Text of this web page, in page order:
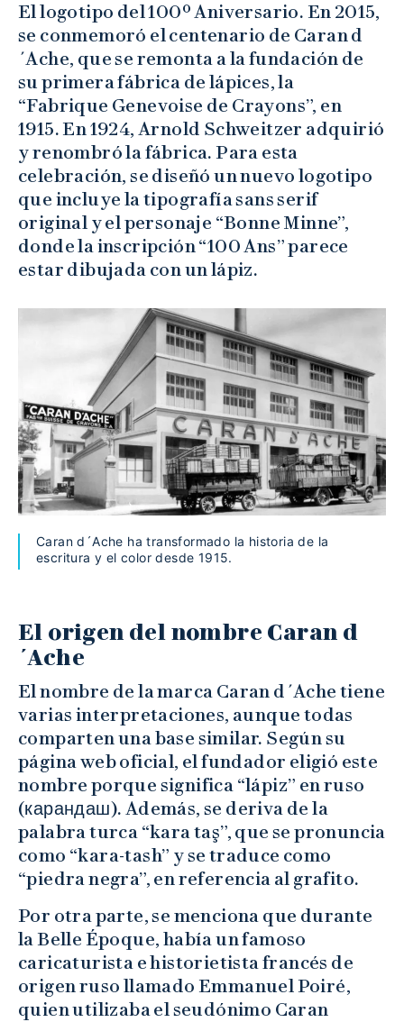
El logotipo del 100º Aniversario. En 2015,
se conmemoró el centenario de Caran d
´Ache, que se remonta a la fundación de
su primera fábrica de lápices, la
“Fabrique Genevoise de Crayons”, en
1915. En 1924, Arnold Schweitzer adquirió
y renombró la fábrica. Para esta
celebración, se diseñó un nuevo logotipo
que incluye la tipografía sans serif
original y el personaje “Bonne Minne”,
donde la inscripción “100 Ans” parece
estar dibujada con un lápiz.
Caran d´Ache ha transformado la historia de la
escritura y el color desde 1915.
El origen del nombre Caran d
´Ache
El nombre de la marca Caran d´Ache tiene
varias interpretaciones, aunque todas
comparten una base similar. Según su
página web oficial, el fundador eligió este
nombre porque significa “lápiz” en ruso
(карандаш). Además, se deriva de la
palabra turca “kara taş”, que se pronuncia
como “kara-tash” y se traduce como
“piedra negra”, en referencia al grafito.
Por otra parte, se menciona que durante
la Belle Époque, había un famoso
caricaturista e historietista francés de
origen ruso llamado Emmanuel Poiré,
quien utilizaba el seudónimo Caran